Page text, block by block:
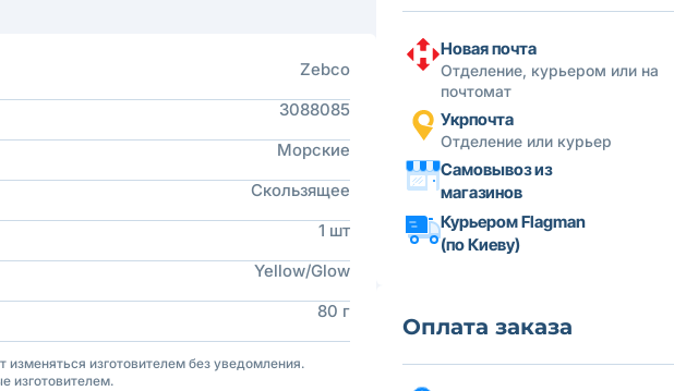
Zebco
3088085
Морские
Скользящее
1 шт
Yellow/Glow
80 г
изготовителем без уведомления.
изготовителем.
Новая почта
Отделение, курьером или на
почтомат
Укрпочта
Отделение или курьер
Самовывоз из
магазинов
Курьером Flagman
(по Киеву)
Оплата заказа